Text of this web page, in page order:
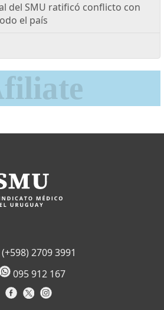
del SMU ratificó conflicto con
el país
(+598) 2709 3991
095 912 167